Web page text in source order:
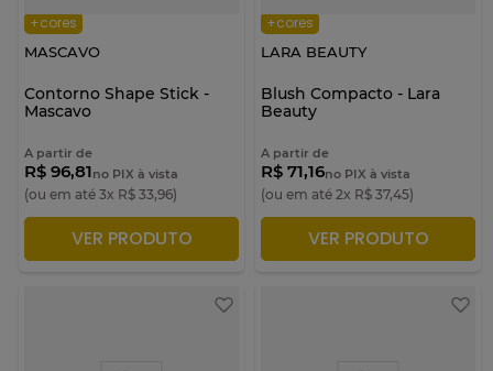
+cores
MASCAVO
Contorno Shape Stick -
Mascavo
A partir de
R$ 96,81no PIX à vista
(ou em até 3x R$ 33,96)
ADICIONAR À SACOLA
VER PRODUTO
+cores
LARA BEAUTY
Blush Compacto - Lara
Beauty
A partir de
R$ 71,16no PIX à vista
(ou em até 2x R$ 37,45)
ADICIONAR À SACOLA
VER PRODUTO